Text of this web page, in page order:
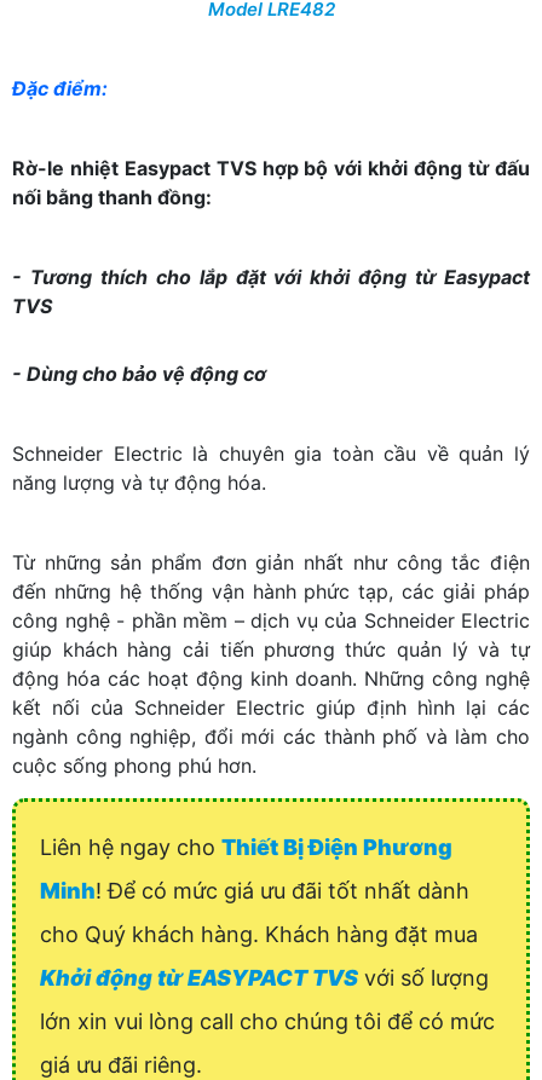
Model LRE482
Đặc điểm:
Rờ-le nhiệt Easypact TVS hợp bộ với khởi động từ đấu
nối bằng thanh đồng:
- Tương thích cho lắp đặt với khởi động từ Easypact
TVS
- Dùng cho bảo vệ động cơ
Schneider Electric là chuyên gia toàn cầu về quản lý
năng lượng và tự động hóa.
Từ những sản phẩm đơn giản nhất như công tắc điện
đến những hệ thống vận hành phức tạp, các giải pháp
công nghệ - phần mềm – dịch vụ của Schneider Electric
giúp khách hàng cải tiến phương thức quản lý và tự
động hóa các hoạt động kinh doanh. Những công nghệ
kết nối của Schneider Electric giúp định hình lại các
ngành công nghiệp, đổi mới các thành phố và làm cho
cuộc sống phong phú hơn.
Liên hệ ngay cho Thiết Bị Điện Phương
Minh! Để có mức giá ưu đãi tốt nhất dành
cho Quý khách hàng. Khách hàng đặt mua
Khởi động từ EASYPACT TVS với số lượng
lớn xin vui lòng call cho chúng tôi để có mức
giá ưu đãi riêng.